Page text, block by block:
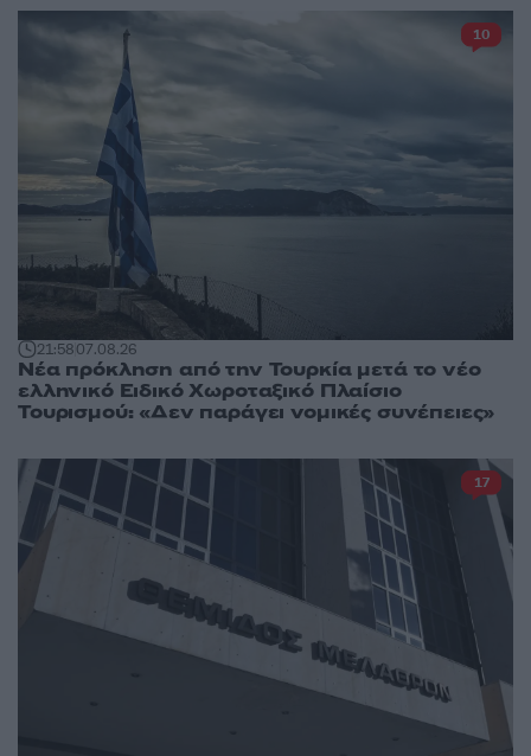
21:5807.08.26
Νέα πρόκληση από την Τουρκία μετά το νέο
ελληνικό Ειδικό Χωροταξικό Πλαίσιο
Τουρισμού: «Δεν παράγει νομικές συνέπειες»
10
17